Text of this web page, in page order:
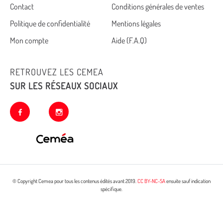
Cemea
footer
Contact
Conditions générales de ventes
Politique de confidentialité
Mentions légales
Mon compte
Aide (F.A.Q)
RETROUVEZ LES CEMEA
SUR LES RÉSEAUX SOCIAUX
facebook instagram
© Copyright Cemea pour tous les contenus édités avant 2019.CC BY-NC-SAensuite sauf indication
spécifique.